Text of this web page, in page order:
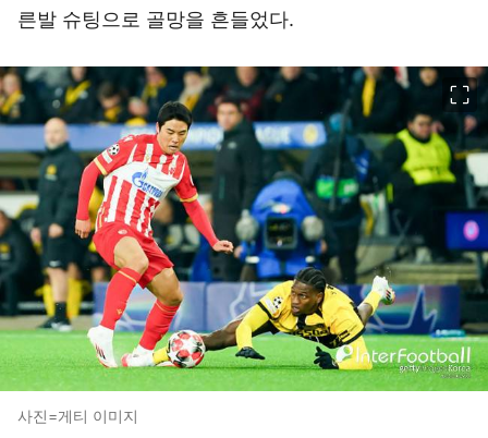
른발 슈팅으로 골망을 흔들었다.
사진=게티 이미지